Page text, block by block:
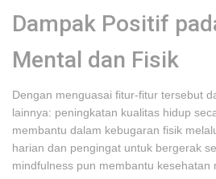
Dampak Positif
Mental dan Fisik
Dengan menguasai fitur-fitur tersebut
lainnya: peningkatan kualitas hidup
membantu dalam kebugaran fisik
harian dan pengingat untuk bergerak
mindfulness pun membantu kesehatan